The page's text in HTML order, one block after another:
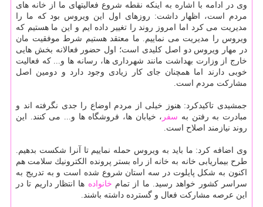
وی در ادامه با اشاره به اینكه نقطه شروع فعالیتهای ما از خانه های
مردم است، اظهار داشت: روزهای اول این ویروس بود كه ما را
مدیریت می كرد اما امروز روند را تغییر داده ایم و این ما هستیم كه
ویروس را مدیریت می نماییم. ما معتقد هستیم شرط موفقیت مان
در مهار ویروس دو اصل كلیدی است؛ اول حضور فعالانه بخش هایی
خارج از وزارت بهداشت مانند شهرداری ها، رسانه ها و... كه فعالیت
خوبی دارند اما همچنان جای كار زیادی وجود دارد و دومین اصل
مشاركت مردم است.
جمشیدی تاكیدكرد: هنوز خیلی از مردم اوضاع را جدی نگرفته اند و
مبادرت به رفتن به سفر ، خیابان ها، فروشگاه ها و... می كنند. این
روند نیازمند اصلاح است.
وی اضافه كرد: ما باید به ویروس حمله نماییم تا آنرا شكست بدهیم.
طرح بیماریابی خانه به خانه از راه بستر پرونده الكترونیك سلامت هم
اكنون به شكل پایلوت در سه استان شروع شده است و به تدریج به
سراسر كشور خواهد رسید. ما از تمام خانواده ها انتظار داریم تا در
این عرصه مشاركت فعال و گسترده داشته باشند.